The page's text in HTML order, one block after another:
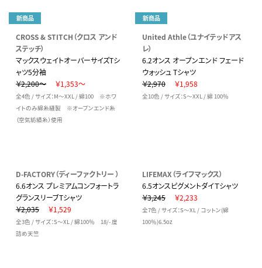
新商品
CROSS & STITCH（クロス アンド
ステッチ）
マックスウェイトオーバーサイズTシ
ャツ5分袖
￥2,200～
￥1,353～
全4色 / サイズ：M～XXL / 綿100 ※ホワ
イトのみ綿糸縫製 ※オープンエンド糸
（空気紡績糸）使用
新商品
United Athle（ユナイテッドアス
レ）
6.2オンス オープンエンド フェード
ウォッシュ Tシャツ
￥2,970
￥1,958
全10色 / サイズ：S～XXL / 綿 100％
D-FACTORY（ディーファクトリー ）
6.6オンス プレミアムコンフォートラ
グランスリーブTシャツ
￥2,035
￥1,529
全3色 / サイズ：S～XL / 綿100％ 18/- 度
詰め天竺
LIFEMAX（ライフマックス）
6.5オンスピグメントダイＴシャツ
￥3,245
￥2,233
全7色 / サイズ：S～XL / コットン(綿
100％)6.5oz